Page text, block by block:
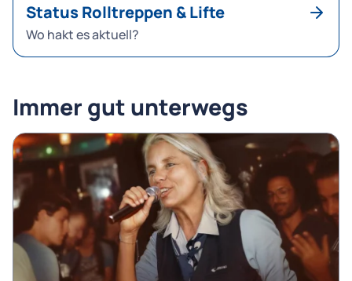
Status Rolltreppen & Lifte
Wo hakt es aktuell?
Immer gut unterwegs